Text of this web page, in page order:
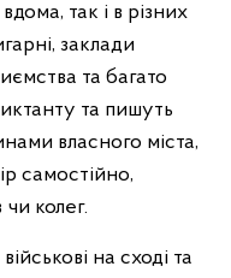
так і в різних
заклади
та багато
та пишуть
власного міста,
самостійно,
колег.
на сході та